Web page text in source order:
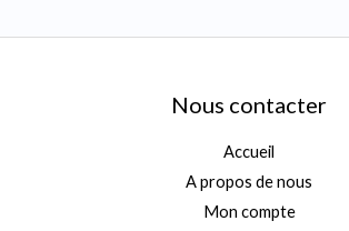
Nous contacter
Accueil
A propos de nous
Mon compte